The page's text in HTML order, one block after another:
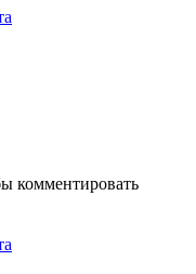
комментировать